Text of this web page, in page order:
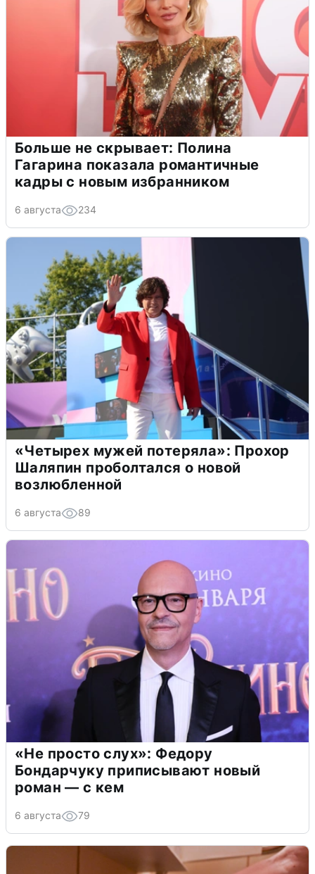
Больше не скрывает: Полина
Гагарина показала романтичные
кадры с новым избранником
6 августа 234
«Четырех мужей потеряла»: Прохор
Шаляпин проболтался о новой
возлюбленной
6 августа 89
«Не просто слух»: Федору
Бондарчуку приписывают новый
роман — с кем
6 августа 79